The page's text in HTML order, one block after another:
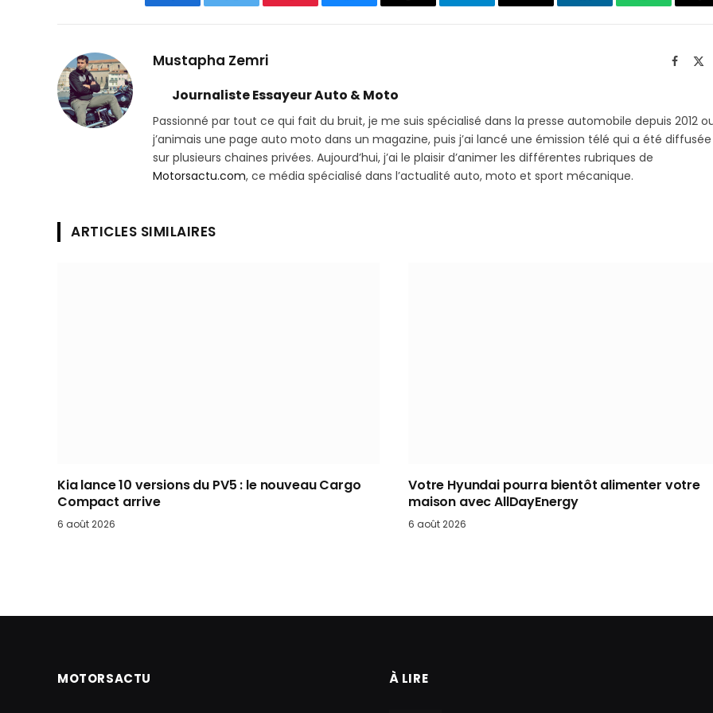
Facebook Twitter Pinterest Bluesky Threads
Partager
Email LinkedIn WhatsApp
Mustapha Zemri
Journaliste Essayeur Auto & Moto
Passionné par tout ce qui fait du bruit, je me suis spécialisé dans la presse automobile depuis 2012
j’animais une page auto moto dans un magazine, puis j’ai lancé une émission télé qui a été diffusée
sur plusieurs chaines privées. Aujourd’hui, j’ai le plaisir d’animer les différentes rubriques de
Motorsactu.com, ce média spécialisé dans l’actualité auto, moto et sport mécanique.
ARTICLES SIMILAIRES
Kia lance 10 versions du PV5 : le nouveau Cargo
Compact arrive
6 août 2026
Votre Hyundai pourra bientôt alimenter votre
maison avec AllDayEnergy
6 août 2026
MOTORSACTU À LIRE